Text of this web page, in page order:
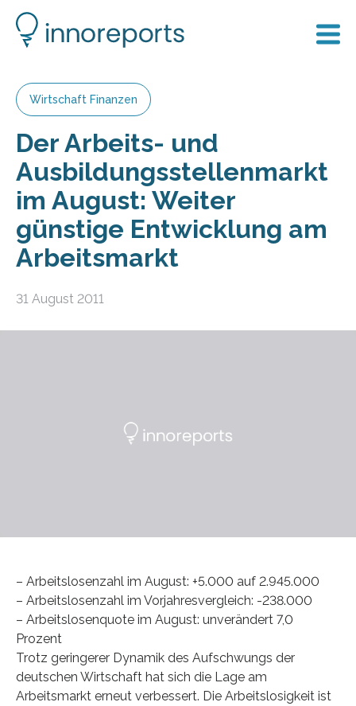
Wirtschaft Finanzen
Der Arbeits- und
Ausbildungsstellenmarkt
im August: Weiter
günstige Entwicklung am
Arbeitsmarkt
31 August 2011
– Arbeitslosenzahl im August: +5.000 auf 2.945.000
– Arbeitslosenzahl im Vorjahresvergleich: -238.000
– Arbeitslosenquote im August: unverändert 7,0
Prozent
Trotz geringerer Dynamik des Aufschwungs der
deutschen Wirtschaft hat sich die Lage am
Arbeitsmarkt erneut verbessert. Die Arbeitslosigkeit ist